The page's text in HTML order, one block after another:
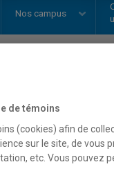
Nos campus
FAM4005
en danse
de témoins
(cookies) afin de
sur le site, de vous
etc. Vous pouvez